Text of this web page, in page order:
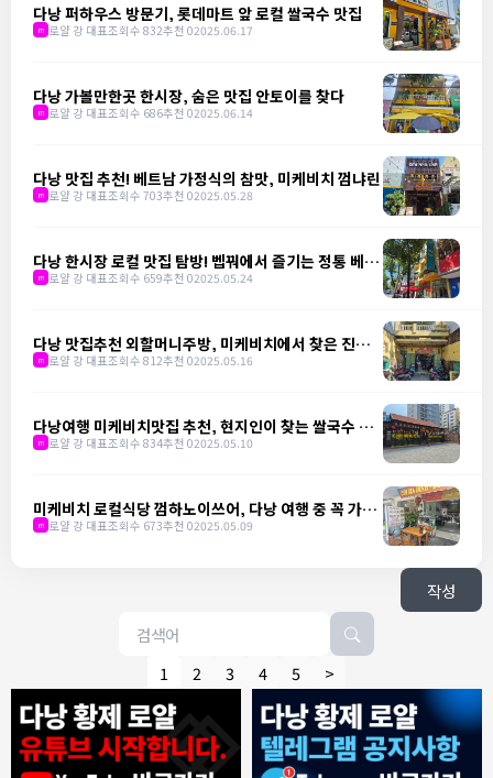
다낭 퍼하우스 방문기, 롯데마트 앞 로컬 쌀국수 맛집
m 로얄 강 대표 조회수 832추천 02025.06.17
다낭 가볼만한곳 한시장, 숨은 맛집 안토이를 찾다
m 로얄 강 대표 조회수 686추천 02025.06.14
다낭 맛집 추천! 베트남 가정식의 참맛, 미케비치 껌냐린
m 로얄 강 대표 조회수 703추천 02025.05.28
다낭 한시장 로컬 맛집 탐방! 벱꿔에서 즐기는 정통 베트
남 가정식
m 로얄 강 대표 조회수 659추천 02025.05.24
다낭 맛집추천 외할머니주방, 미케비치에서 찾은 진짜
베트남 밥상
m 로얄 강 대표 조회수 812추천 02025.05.16
다낭여행 미케비치맛집 추천, 현지인이 찾는 쌀국수 맛
집 냐항 비엣 쓰어
m 로얄 강 대표 조회수 834추천 02025.05.10
미케비치 로컬식당 껌하노이쓰어, 다낭 여행 중 꼭 가야
할 곳
m 로얄 강 대표 조회수 673추천 02025.05.09
작성
1 2 3 4 5 >